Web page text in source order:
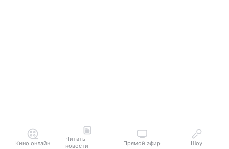
Кино онлайн
Читать
новости
Прямой эфир Шоу